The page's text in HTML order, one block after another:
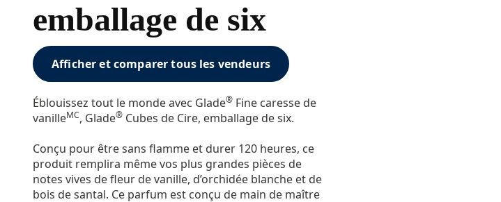
emballage de six
Afficher et comparer tous les vendeurs
Éblouissez tout le monde avec Glade® Fine caresse de
vanilleMC, Glade® Cubes de Cire, emballage de six.
Conçu pour être sans flamme et durer 120 heures, ce
produit remplira même vos plus grandes pièces de
notes vives de fleur de vanille, d’orchidée blanche et de
bois de santal. Ce parfum est conçu de main de maître